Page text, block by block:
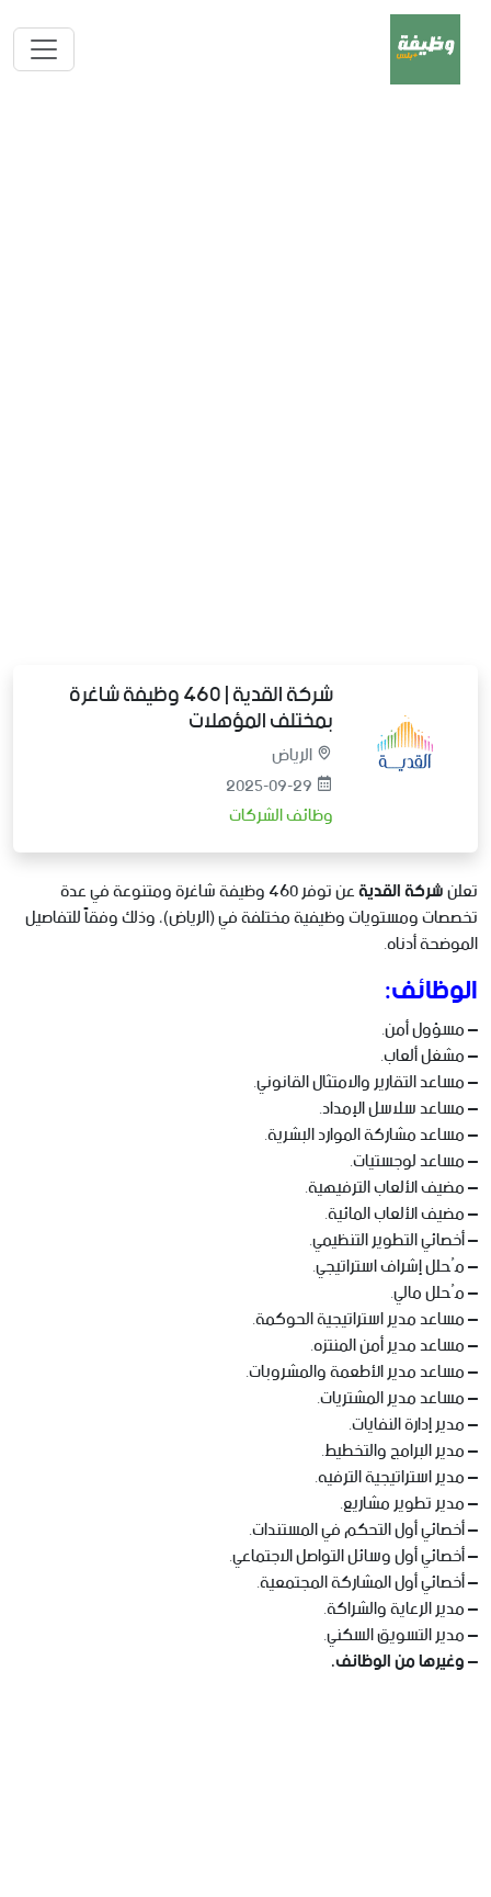
شركة القدية | 460 وظيفة شاغرة
بمختلف المؤهلات
الرياض
2025-09-29
وظائف الشركات
تعلنشركة القدية عن توفر 460 وظيفة شاغرة ومتنوعة في عدة
تخصصات ومستويات وظيفية مختلفة في (الرياض)، وذلك وفقاً للتفاصيل
الموضحة أدناه.
الوظائف:
– مسؤول أمن.
– مشغل ألعاب.
– مساعد التقارير والامتثال القانوني.
– مساعد سلاسل الإمداد.
– مساعد مشاركة الموارد البشرية.
– مساعد لوجستيات.
– مضيف الألعاب الترفيهية.
– مضيف الألعاب المائية.
– أخصائي التطوير التنظيمي.
– مُحلل إشراف استراتيجي.
– مُحلل مالي.
– مساعد مدير استراتيجية الحوكمة.
– مساعد مدير أمن المنتزه.
– مساعد مدير الأطعمة والمشروبات.
– مساعد مدير المشتريات.
– مدير إدارة النفايات.
– مدير البرامج والتخطيط.
– مدير استراتيجية الترفيه.
– مدير تطوير مشاريع.
– أخصائي أول التحكم في المستندات.
– أخصائي أول وسائل التواصل الاجتماعي.
– أخصائي أول المشاركة المجتمعية.
– مدير الرعاية والشراكة.
– مدير التسويق السكني.
– وغيرها من الوظائف.